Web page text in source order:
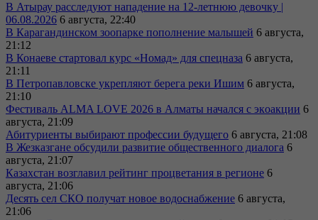
В Атырау расследуют нападение на 12-летнюю девочку |
06.08.2026 6 августа, 22:40
В Карагандинском зоопарке пополнение малышей 6 августа,
21:12
В Конаеве стартовал курс «Номад» для спецназа 6 августа,
21:11
В Петропавловске укрепляют берега реки Ишим 6 августа,
21:10
Фестиваль ALMA LOVE 2026 в Алматы начался с экoакции 6
августа, 21:09
Абитуриенты выбирают профессии будущего 6 августа, 21:08
В Жезказгане обсудили развитие общественного диалога 6
августа, 21:07
Казахстан возглавил рейтинг процветания в регионе 6
августа, 21:06
Десять сел СКО получат новое водоснабжение 6 августа,
21:06